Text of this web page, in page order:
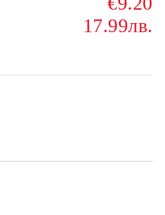
17.99лв.